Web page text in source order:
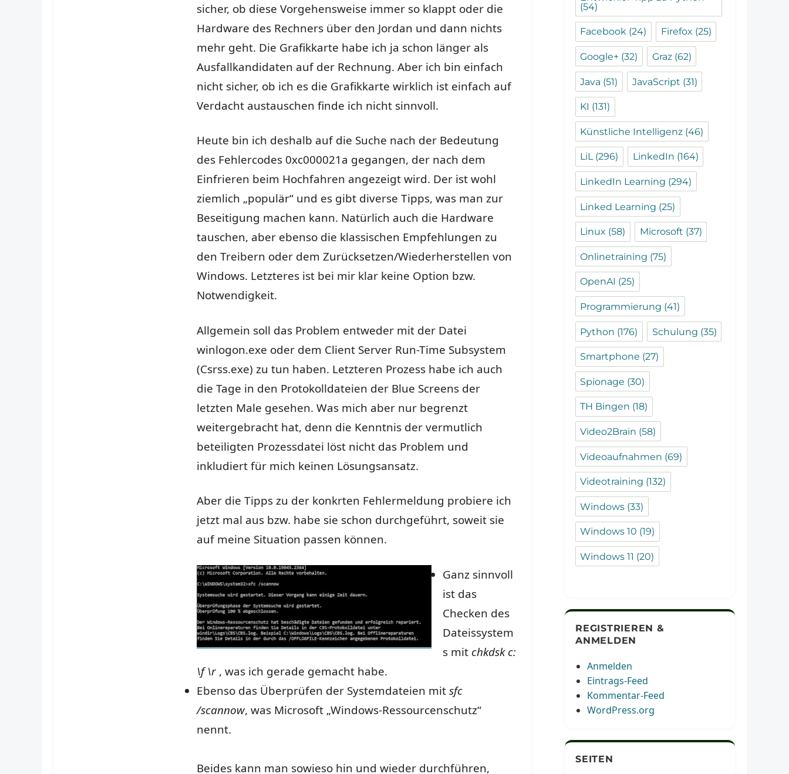
sicher, ob diese Vorgehensweise immer so klappt oder die
Hardware des Rechners über den Jordan und dann nichts
mehr geht. Die Grafikkarte habe ich ja schon länger als
Ausfallkandidaten auf der Rechnung. Aber ich bin einfach
nicht sicher, ob ich es die Grafikkarte wirklich ist einfach auf
Verdacht austauschen finde ich nicht sinnvoll.
Heute bin ich deshalb auf die Suche nach der Bedeutung
des Fehlercodes 0xc000021a gegangen, der nach dem
Einfrieren beim Hochfahren angezeigt wird. Der ist wohl
ziemlich „populär“ und es gibt diverse Tipps, was man zur
Beseitigung machen kann. Natürlich auch die Hardware
tauschen, aber ebenso die klassischen Empfehlungen zu
den Treibern oder dem Zurücksetzen/Wiederherstellen von
Windows. Letzteres ist bei mir klar keine Option bzw.
Notwendigkeit.
Allgemein soll das Problem entweder mit der Datei
winlogon.exe oder dem Client Server Run-Time Subsystem
(Csrss.exe) zu tun haben. Letzteren Prozess habe ich auch
die Tage in den Protokolldateien der Blue Screens der
letzten Male gesehen. Was mich aber nur begrenzt
weitergebracht hat, denn die Kenntnis der vermutlich
beteiligten Prozessdatei löst nicht das Problem und
inkludiert für mich keinen Lösungsansatz.
Aber die Tipps zu der konkrten Fehlermeldung probiere ich
jetzt mal aus bzw. habe sie schon durchgeführt, soweit sie
auf meine Situation passen können.
Ganz sinnvoll
ist das
Checken des
Dateissystem
s mit chkdsk c:
\f \r , was ich gerade gemacht habe.
Ebenso das Überprüfen der Systemdateien mitsfc
/scannow, was Microsoft „Windows-Ressourcenschutz“
nennt.
Beides kann man sowieso hin und wieder durchführen,
(54)
Facebook (24) Firefox (25)
Google+ (32) Graz(62)
Java (51) JavaScript (31)
KI (131)
Künstliche Intelligenz (46)
LiL(296) LinkedIn (164)
LinkedIn Learning (294)
Linked Learning (25)
Linux (58) Microsoft (37)
Onlinetraining (75)
OpenAI (25)
Programmierung (41)
Python (176) Schulung (35)
Smartphone (27)
Spionage (30)
TH Bingen (18)
Video2Brain (58)
Videoaufnahmen (69)
Videotraining (132)
Windows (33)
Windows 10 (19)
Windows 11 (20)
REGISTRIEREN &
ANMELDEN
Anmelden
Eintrags-Feed
Kommentar-Feed
WordPress.org
SEITEN